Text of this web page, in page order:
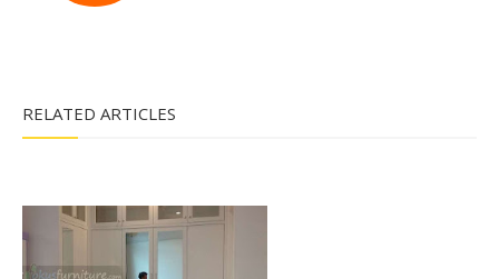
RELATED ARTICLES